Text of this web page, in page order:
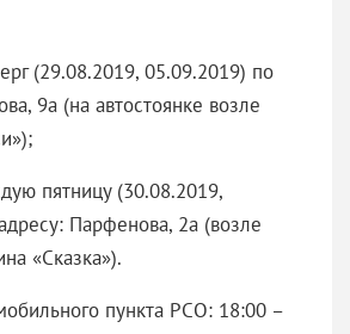
(29.08.2019, 05.09.2019) по
9а (на автостоянке возле
пятницу (30.08.2019,
Парфенова, 2а (возле
«Сказка»).
пункта РСО: 18:00 –